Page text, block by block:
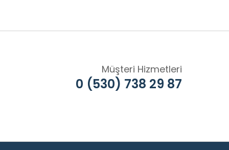
Müşteri Hizmetleri
0 (530) 738 29 87